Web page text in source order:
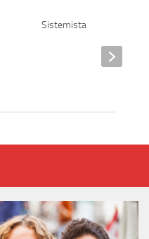
Sistemista